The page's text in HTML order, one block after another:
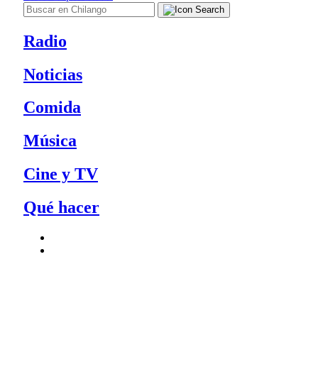
Radio
Noticias
Comida
Música
Cine y TV
Qué hacer